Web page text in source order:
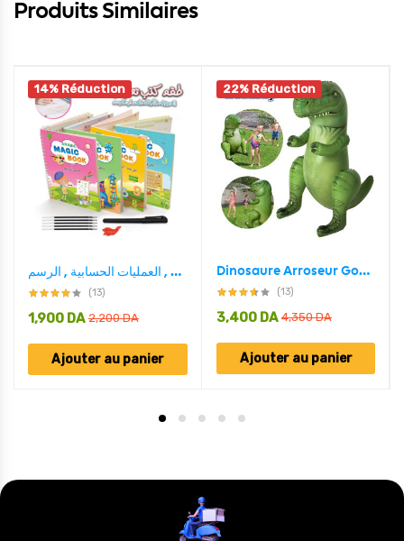
Produits Similaires
14% Réduction
طقم 4 كتب لتعليم الأطفال , كتابة الحروف , الأرقام , العمليات الحسابية , الرسم MAGIC BOOK
(13)
2,200DA
1,900 DA
Ajouter au panier
22% Réduction
Dinosaure Arroseur Gonflable Pour Enfants Bestway 52294
(13)
4,350DA
3,400 DA
Ajouter au panier